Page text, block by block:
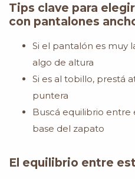
Tips clave para
con pantalones
Si el pantalón es muy
algo de altura
Si es al tobillo, prestá
puntera
Buscá equilibrio entre
base del zapato
El equilibrio entre